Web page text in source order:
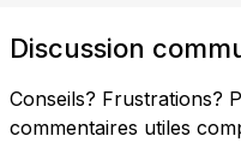
Discussion
Conseils? Frustrations?
commentaires utiles